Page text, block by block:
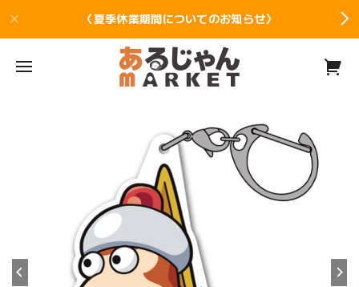
〈夏季休業期間についてのお知らせ〉